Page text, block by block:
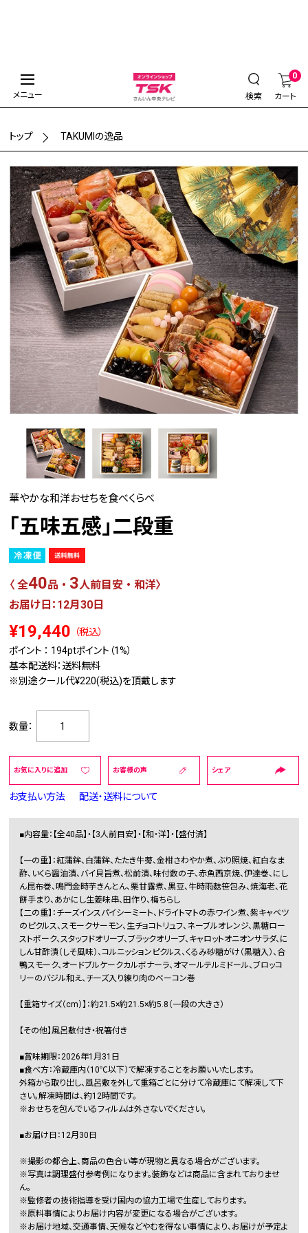
検索 カート
0
メニュー
トップ TAKUMIの逸品
華やかな和洋おせちを食べくらべ
「五味五感」二段重
〈 全40品 ・ 3人前目安 ・ 和洋〉
お届け日：12月30日
¥19,440
（税込）
ポイント ： 194ptポイント（1%）
基本配送料：送料無料
※別途クール代¥220(税込)を頂戴します
数量：
お気に入りに追加 お客様の声 シェア
お支払い方法 配送・送料について
■内容量：【全40品】・【3人前目安】・【和・洋】・【盛付済】
【一の重】：紅蒲鉾、白蒲鉾、たたき牛蒡、金柑さわやか煮、ぶり照焼、紅白なま
酢、いくら醤油漬、バイ貝旨煮、松前漬、味付数の子、赤魚西京焼、伊達巻、にし
ん昆布巻、鳴門金時芋きんとん、栗甘露煮、黒豆、牛時雨麩笹包み、焼海老、花
餅手まり、あかにし生姜味串、田作り、梅ちらし
【二の重】：チーズインスパイシーミート、ドライトマトの赤ワイン煮、紫キャベツ
のピクルス、スモークサーモン、生チョコトリュフ、ネーブルオレンジ、黒糖ロー
ストポーク、スタッフドオリーブ、ブラックオリーブ、キャロットオニオンサラダ、に
しん甘酢漬（しそ風味）、コルニッションピクルス、くるみ砂糖がけ（黒糖入）、合
鴨スモーク、オードブルケークカルボナーラ、オマールテルミドール、ブロッコ
リーのバジル和え、チーズ入り練り肉のベーコン巻
【重箱サイズ（cm）】：約21.5×約21.5×約5.8（一段の大きさ）
【その他】風呂敷付き・祝箸付き
■賞味期限：2026年1月31日
■食べ方：冷蔵庫内（10℃以下）で解凍することをお願いいたします。
外箱から取り出し、風呂敷を外して重箱ごとに分けて冷蔵庫にて解凍して下
さい。解凍時間は、約12時間です。
※おせちを包んでいるフィルムは外さないでください。
■お届け日：12月30日
※撮影の都合上、商品の色合い等が現物と異なる場合がございます。
※写真は調理盛付参考例になります。装飾などは商品に含まれておりませ
ん。
※監修者の技術指導を受け国内の協力工場で生産しております。
※原料事情によりお届け内容が変更になる場合がございます。
※お届け地域、交通事情、天候などやむを得ない事情により、お届けが予定よ